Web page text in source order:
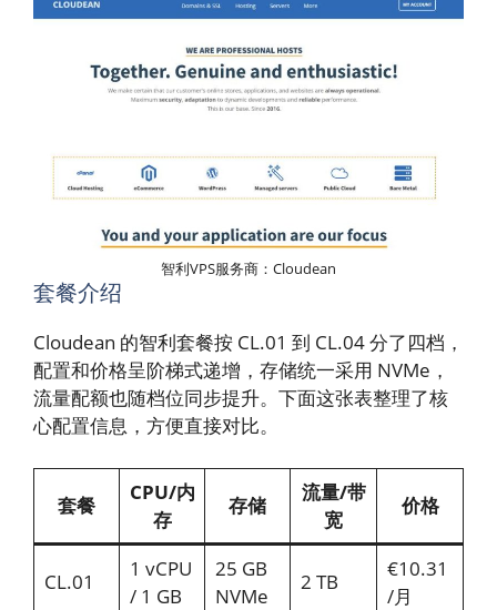
智利VPS服务商：Cloudean
套餐介绍
Cloudean 的智利套餐按 CL.01 到 CL.04 分了四档，
配置和价格呈阶梯式递增，存储统一采用 NVMe，
流量配额也随档位同步提升。下面这张表整理了核
心配置信息，方便直接对比。
套餐
CPU/内
存
存储
流量/带
宽
价格
CL.01
1 vCPU
/ 1 GB
25 GB
NVMe
2 TB
€10.31
/月